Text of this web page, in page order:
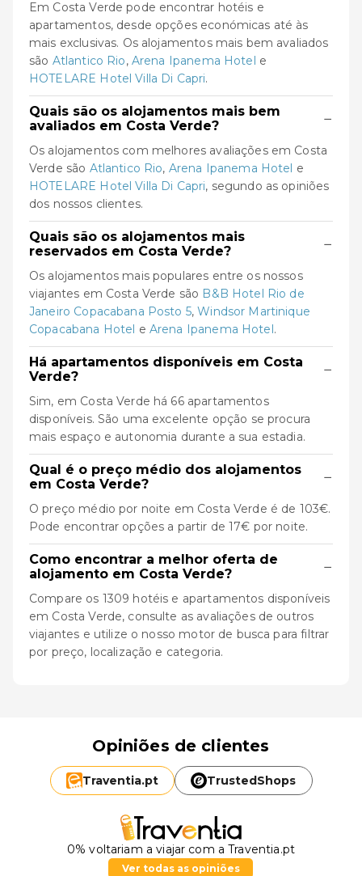
Em Costa Verde pode encontrar hotéis e
apartamentos, desde opções económicas até às
mais exclusivas. Os alojamentos mais bem avaliados
são Atlantico Rio, Arena Ipanema Hotel e
HOTELARE Hotel Villa Di Capri.
Quais são os alojamentos mais bem
avaliados em Costa Verde?
−
Os alojamentos com melhores avaliações em Costa
Verde são Atlantico Rio, Arena Ipanema Hotel e
HOTELARE Hotel Villa Di Capri, segundo as opiniões
dos nossos clientes.
Quais são os alojamentos mais
reservados em Costa Verde?
−
Os alojamentos mais populares entre os nossos
viajantes em Costa Verde são B&B Hotel Rio de
Janeiro Copacabana Posto 5,Windsor Martinique
Copacabana Hotel e Arena Ipanema Hotel.
Há apartamentos disponíveis em Costa
Verde?
−
Sim, em Costa Verde há 66 apartamentos
disponíveis. São uma excelente opção se procura
mais espaço e autonomia durante a sua estadia.
Qual é o preço médio dos alojamentos
em Costa Verde?
−
O preço médio por noite em Costa Verde é de 103€.
Pode encontrar opções a partir de 17€ por noite.
Como encontrar a melhor oferta de
alojamento em Costa Verde?
−
Compare os 1309 hotéis e apartamentos disponíveis
em Costa Verde, consulte as avaliações de outros
viajantes e utilize o nosso motor de busca para filtrar
por preço, localização e categoria.
Opiniões de clientes
Traventia.pt TrustedShops
0% voltariam a viajar com a Traventia.pt
Ver todas as opiniões